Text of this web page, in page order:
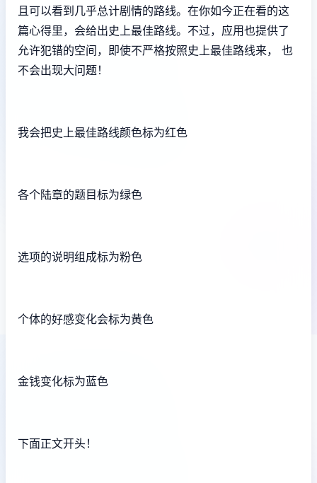
且可以看到几乎总计剧情的路线。在你如今正在看的这
篇心得里，会给出史上最佳路线。不过，应用也提供了
允许犯错的空间，即使不严格按照史上最佳路线来， 也
不会出现大问题！
我会把史上最佳路线颜色标为红色
各个陆章的题目标为绿色
选项的说明组成标为粉色
个体的好感变化会标为黄色
金钱变化标为蓝色
下面正文开头！